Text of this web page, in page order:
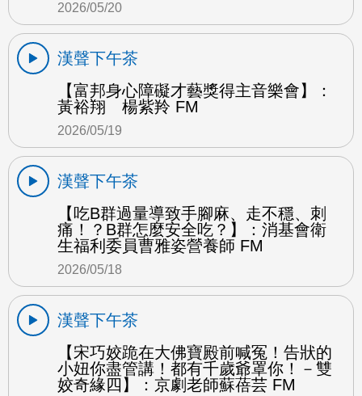
2026/05/20
漢聲下午茶
【富邦身心障礙才藝獎得主音樂會】：
黃裕翔 楊紫羚 FM
2026/05/19
漢聲下午茶
【吃B群過量導致手腳麻、走不穩、刺
痛！？B群怎麼安全吃？】：消基會衛
生福利委員曹雅姿營養師 FM
2026/05/18
漢聲下午茶
【宋巧姣跪在大佛寶殿前喊冤！告狀的
小妞你盡管講！都有千歲爺罩你！－雙
姣奇緣四】：京劇老師蘇蓓芸 FM